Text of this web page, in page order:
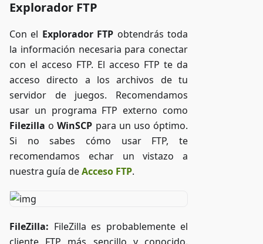
Explorador FTP
Con el Explorador FTP obtendrás toda
la información necesaria para conectar
con el acceso FTP. El acceso FTP te da
acceso directo a los archivos de tu
servidor de juegos. Recomendamos
usar un programa FTP externo como
Filezilla oWinSCP para un uso óptimo.
Si no sabes cómo usar FTP, te
recomendamos echar un vistazo a
nuestra guía deAcceso FTP.
FileZilla: FileZilla es probablemente el